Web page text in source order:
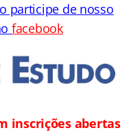
participe de nosso
facebook
inscrições abertas